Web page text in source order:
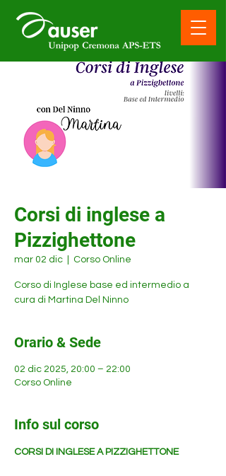
Corsi di inglese a
Pizzighettone
mar 02 dic Corso Online
Corso di Inglese base ed intermedio a
cura di Martina Del Ninno
Orario & Sede
02 dic 2025, 20:00 – 22:00
Corso Online
Info sul corso
CORSI DI INGLESE A PIZZIGHETTONE